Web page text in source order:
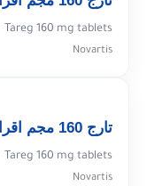
Tareg 160 mg tablets
Novartis
تارج 160 مجم اقراص
Tareg 160 mg tablets
Novartis